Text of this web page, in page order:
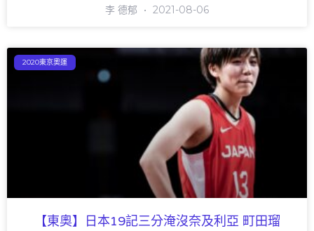
李 德郁 2021-08-06
2020東京奧運
【東奧】日本19記三分淹沒奈及利亞 町田瑠